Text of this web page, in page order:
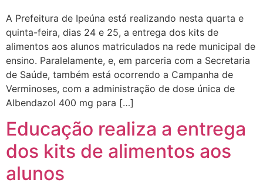
A Prefeitura de Ipeúna está realizando nesta quarta e
quinta-feira, dias 24 e 25, a entrega dos kits de
alimentos aos alunos matriculados na rede municipal de
ensino. Paralelamente, e, em parceria com a Secretaria
de Saúde, também está ocorrendo a Campanha de
Verminoses, com a administração de dose única de
Albendazol 400 mg para […]
Educação realiza a entrega
dos kits de alimentos aos
alunos